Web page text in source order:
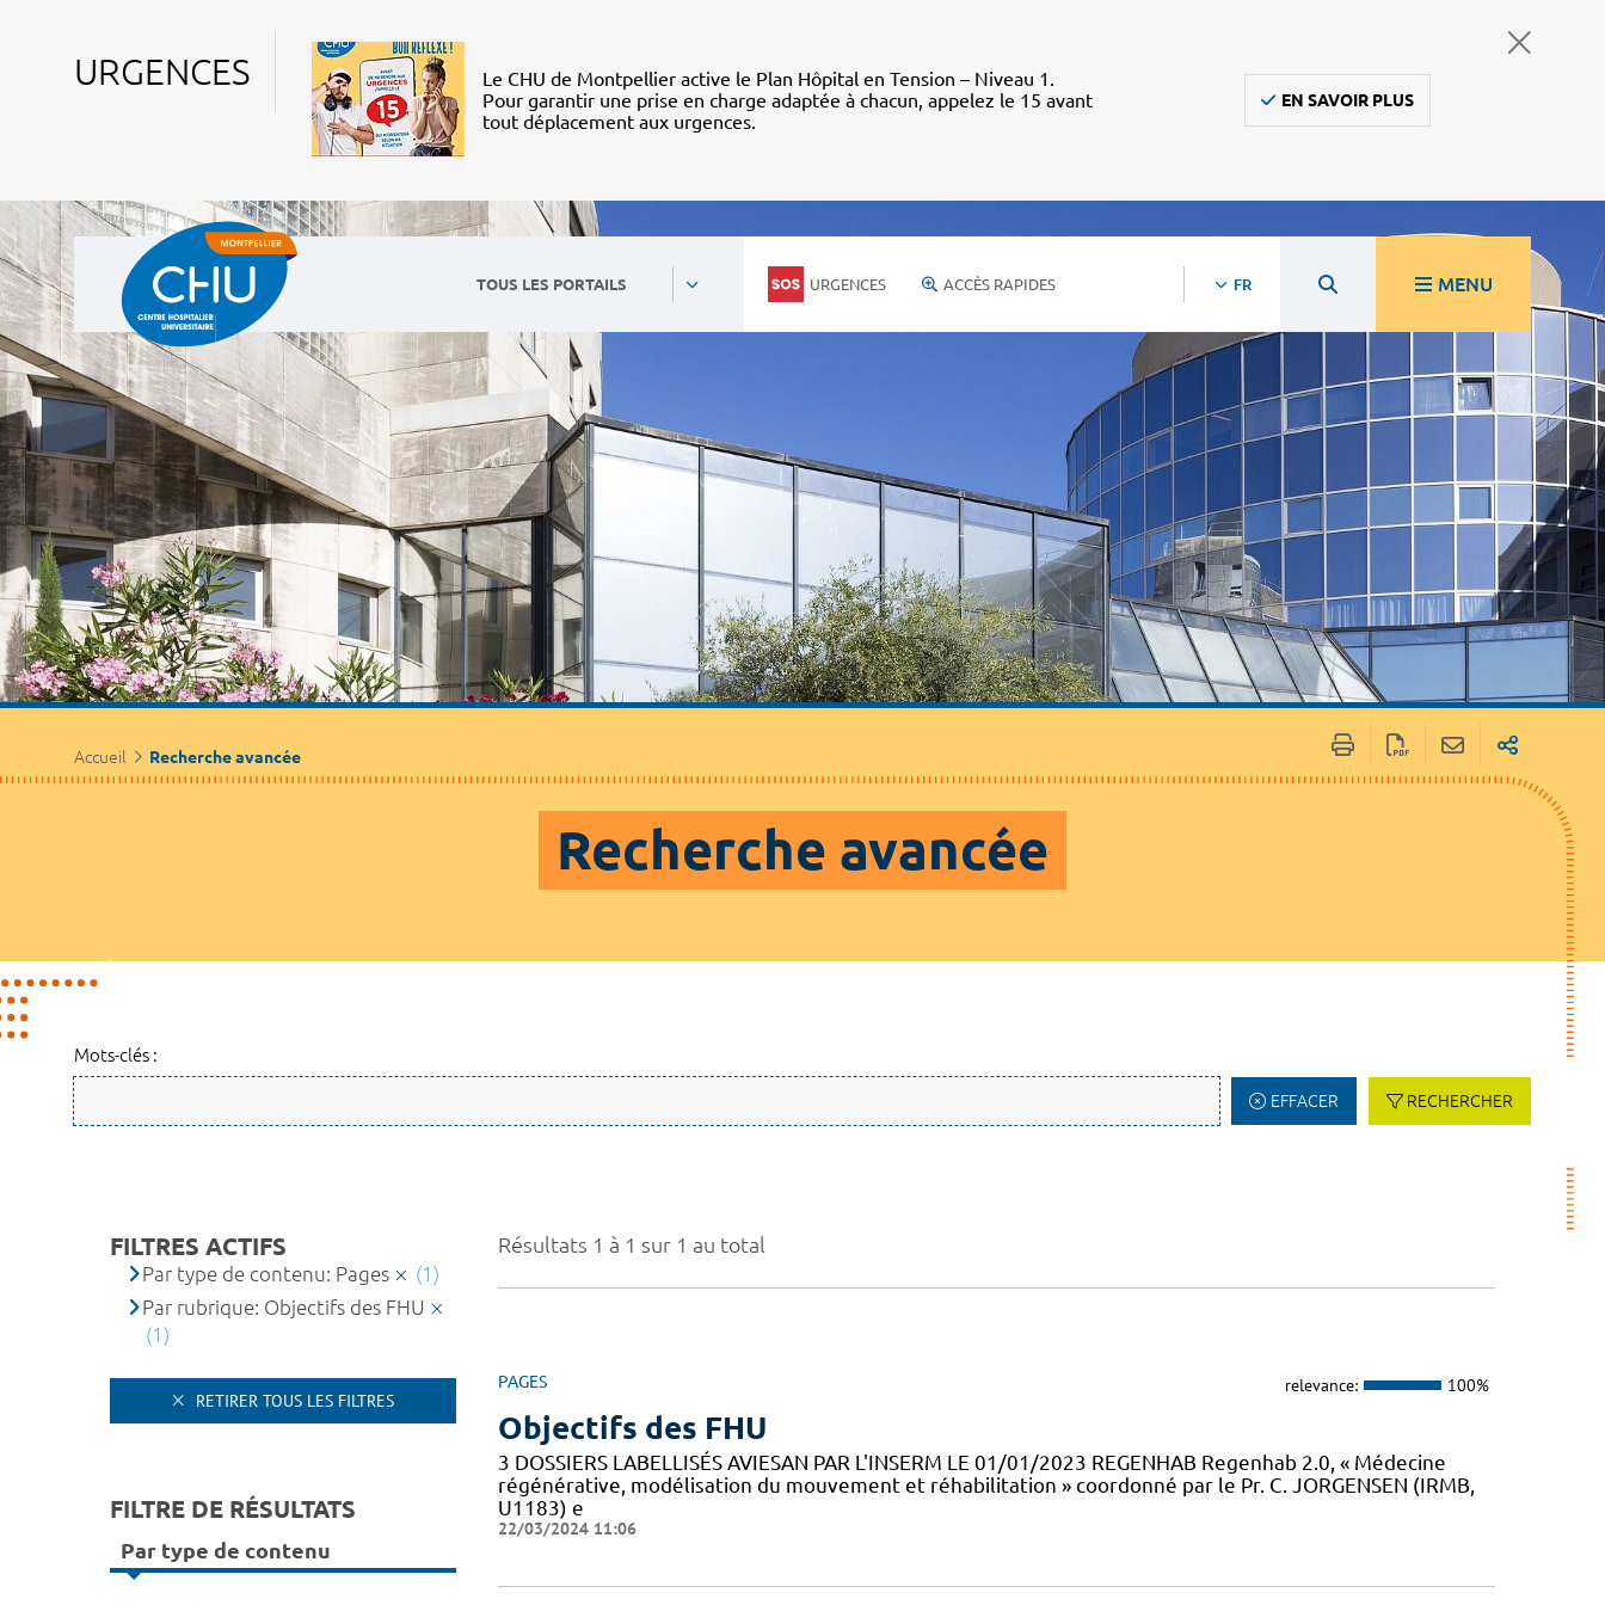
URGENCES
Le CHU de Montpellier active le Plan Hôpital en Tension – Niveau 1.
Pour garantir une prise en charge adaptée à chacun, appelez le 15 avant
tout déplacement aux urgences.
EN SAVOIR PLUS
TOUS LES PORTAILS URGENCES ACCÈS RAPIDES FR MENU
Accueil Recherche avancée
Recherche avancée
Mots-clés :
EFFACER RECHERCHER
Résultats 1 à 1 sur 1 au total
PAGES relevance: 100%
Objectifs des FHU
3 DOSSIERS LABELLISÉS AVIESAN PAR L'INSERM LE 01/01/2023 REGENHAB Regenhab 2.0, « Médecine
régénérative, modélisation du mouvement et réhabilitation » coordonné par le Pr. C. JORGENSEN (IRMB,
U1183) e
22/03/2024 11:06
FILTRES ACTIFS
Par type de contenu: Pages
(1)
Par rubrique: Objectifs des FHU
(1)
RETIRER TOUS LES FILTRES
FILTRE DE RÉSULTATS
Par type de contenu